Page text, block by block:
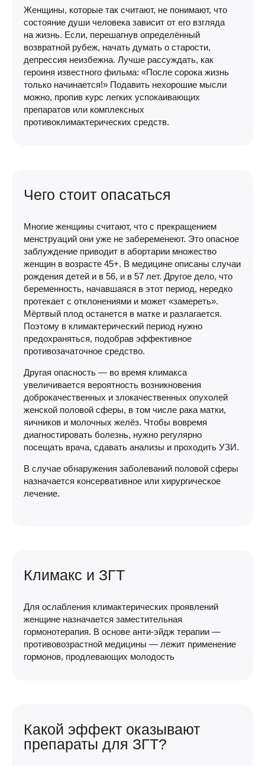
Женщины, которые так считают, не понимают, что
состояние души человека зависит от его взгляда
на жизнь. Если, перешагнув определённый
возвратной рубеж, начать думать о старости,
депрессия неизбежна. Лучше рассуждать, как
героиня известного фильма: «После сорока жизнь
только начинается!» Подавить нехорошие мысли
можно, пропив курс легких успокаивающих
препаратов или комплексных
противоклимактерических средств.
Чего стоит опасаться
Многие женщины считают, что с прекращением
менструаций они уже не забеременеют. Это опасное
заблуждение приводит в абортарии множество
женщин в возрасте 45+. В медицине описаны случаи
рождения детей и в 56, и в 57 лет. Другое дело, что
беременность, начавшаяся в этот период, нередко
протекает с отклонениями и может «замереть».
Мёртвый плод останется в матке и разлагается.
Поэтому в климактерический период нужно
предохраняться, подобрав эффективное
противозачаточное средство.
Другая опасность — во время климакса
увеличивается вероятность возникновения
доброкачественных и злокачественных опухолей
женской половой сферы, в том числе рака матки,
яичников и молочных желёз. Чтобы вовремя
диагностировать болезнь, нужно регулярно
посещать врача, сдавать анализы и проходить УЗИ.
В случае обнаружения заболеваний половой сферы
назначается консервативное или хирургическое
лечение.
Климакс и ЗГТ
Для ослабления климактерических проявлений
женщине назначается заместительная
гормонотерапия. В основе анти-эйдж терапии —
противовозрастной медицины — лежит применение
гормонов, продлевающих молодость
Какой эффект оказывают
препараты для ЗГТ?